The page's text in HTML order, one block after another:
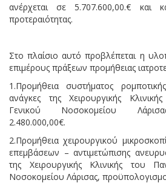
ανέρχεται σε 5.707.600,00.€ και
προτεραιότητας.
Στο πλαίσιο αυτό προβλέπεται η
επιμέρους πράξεων προμήθειας
1.Προμήθεια συστήματος
ανάγκες της Χειρουργικής
Γενικού Νοσοκομείου
2.480.000,00€.
2.Προμήθεια χειρουργικού
επεμβάσεων – αντιμετώπισης
της Χειρουργικής Κλινικής του
Νοσοκομείου Λάρισας,